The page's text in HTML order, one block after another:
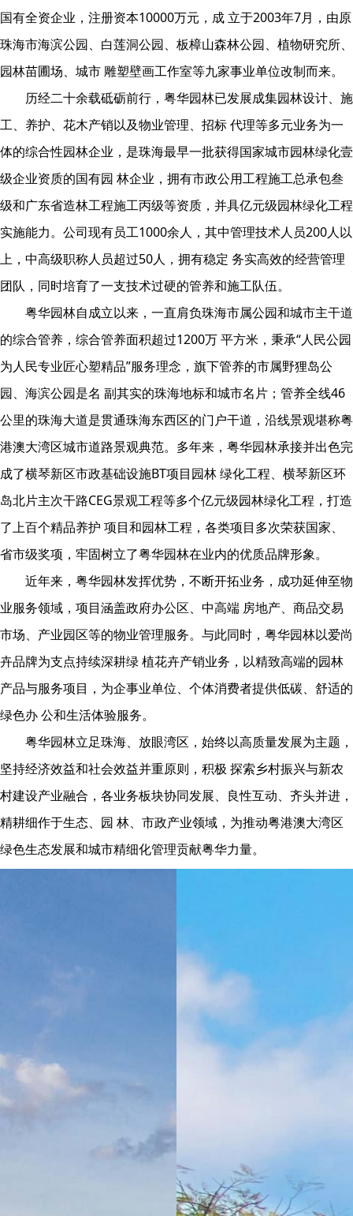
国有全资企业，注册资本10000万元，成 ⽴于2003年7⽉，由原
珠海市海滨公园、⽩莲洞公园、板樟⼭森林公园、植物研究所、
园林苗圃场、城市 雕塑壁画⼯作室等九家事业单位改制⽽来。
历经⼆⼗余载砥砺前⾏，粤华园林已发展成集园林设计、施
⼯、养护、花⽊产销以及物业管理、招标 代理等多元业务为⼀
体的综合性园林企业，是珠海最早⼀批获得国家城市园林绿化壹
级企业资质的国有园 林企业，拥有市政公⽤⼯程施⼯总承包叁
级和⼴东省造林⼯程施⼯丙级等资质，并具亿元级园林绿化⼯程
实施能⼒。公司现有员⼯1000余⼈，其中管理技术⼈员200⼈以
上，中⾼级职称⼈员超过50⼈，拥有稳定 务实⾼效的经营管理
团队，同时培育了⼀⽀技术过硬的管养和施⼯队伍。
粤华园林⾃成⽴以来，⼀直肩负珠海市属公园和城市主⼲道
的综合管养，综合管养⾯积超过1200万 平⽅⽶，秉承“⼈⺠公园
为⼈⺠专业匠⼼塑精品”服务理念，旗下管养的市属野狸岛公
园、海滨公园是名 副其实的珠海地标和城市名⽚；管养全线46
公⾥的珠海⼤道是贯通珠海东⻄区的⻔户⼲道，沿线景观堪称粤
港澳⼤湾区城市道路景观典范。多年来，粤华园林承接并出⾊完
成了横琴新区市政基础设施BT项⽬园林 绿化⼯程、横琴新区环
岛北⽚主次⼲路CEG景观⼯程等多个亿元级园林绿化⼯程，打造
了上百个精品养护 项⽬和园林⼯程，各类项⽬多次荣获国家、
省市级奖项，牢固树⽴了粤华园林在业内的优质品牌形象。
近年来，粤华园林发挥优势，不断开拓业务，成功延伸⾄物
业服务领域，项⽬涵盖政府办公区、中⾼端 房地产、商品交易
市场、产业园区等的物业管理服务。与此同时，粤华园林以爱尚
卉品牌为⽀点持续深耕绿 植花卉产销业务，以精致⾼端的园林
产品与服务项⽬，为企事业单位、个体消费者提供低碳、舒适的
绿⾊办 公和⽣活体验服务。
粤华园林⽴⾜珠海、放眼湾区，始终以⾼质量发展为主题，
坚持经济效益和社会效益并重原则，积极 探索乡村振兴与新农
村建设产业融合，各业务板块协同发展、良性互动、⻬头并进，
精耕细作于⽣态、园 林、市政产业领域，为推动粤港澳⼤湾区
绿⾊⽣态发展和城市精细化管理贡献粤华⼒量。